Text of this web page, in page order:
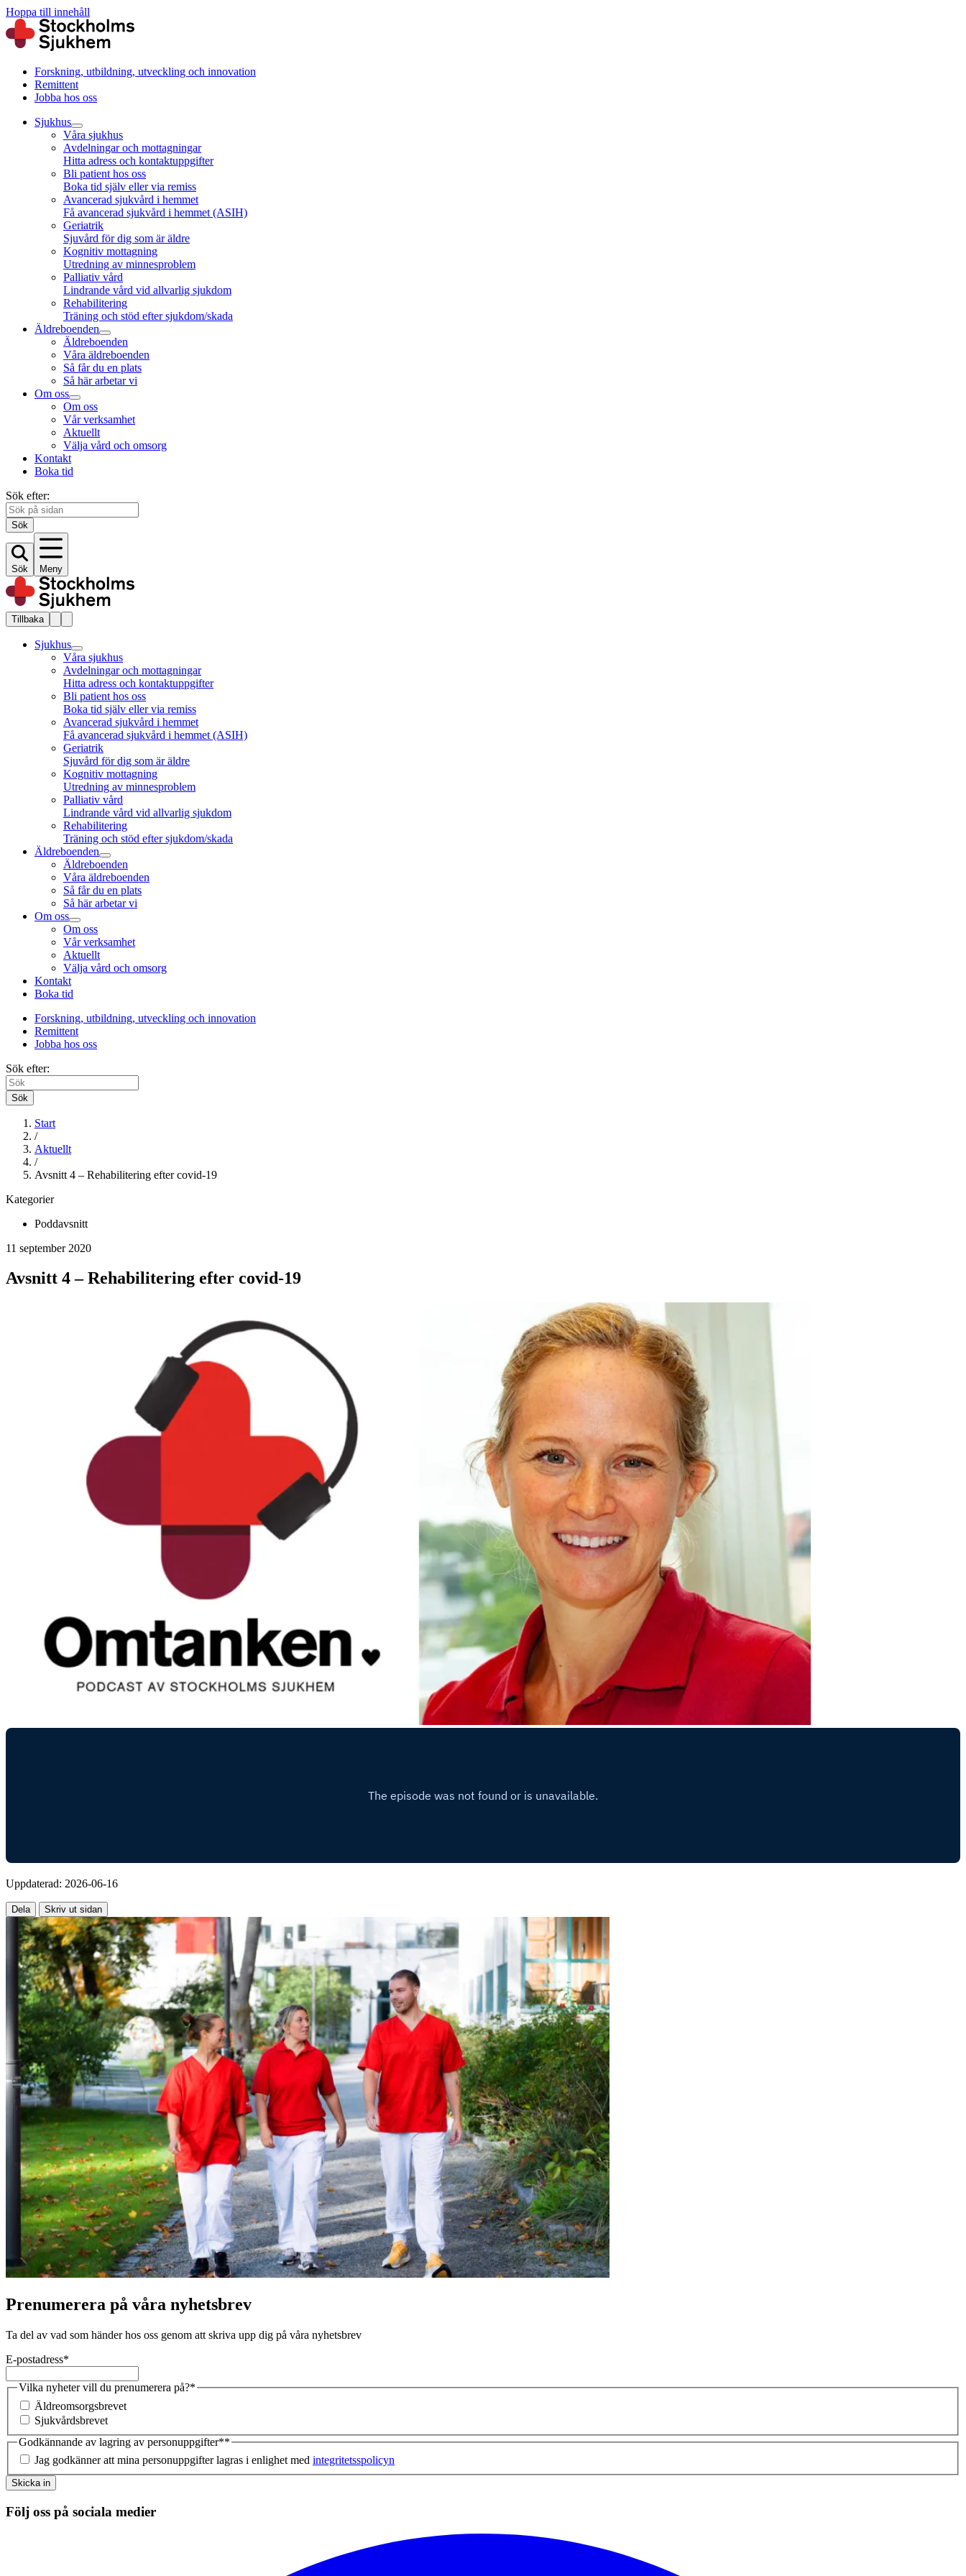
Hoppa till innehåll
Forskning, utbildning, utveckling och innovation
Remittent
Jobba hos oss
Sjukhus
Våra sjukhus
Avdelningar och mottagningar
Hitta adress och kontaktuppgifter
Bli patient hos oss
Boka tid själv eller via remiss
Avancerad sjukvård i hemmet
Få avancerad sjukvård i hemmet (ASIH)
Geriatrik
Sjuvård för dig som är äldre
Kognitiv mottagning
Utredning av minnesproblem
Palliativ vård
Lindrande vård vid allvarlig sjukdom
Rehabilitering
Träning och stöd efter sjukdom/skada
Äldreboenden
Äldreboenden
Våra äldreboenden
Så får du en plats
Så här arbetar vi
Om oss
Om oss
Vår verksamhet
Aktuellt
Välja vård och omsorg
Kontakt
Boka tid
Sök efter:
Sök
Sök Meny
Tillbaka
Sjukhus
Våra sjukhus
Avdelningar och mottagningar
Hitta adress och kontaktuppgifter
Bli patient hos oss
Boka tid själv eller via remiss
Avancerad sjukvård i hemmet
Få avancerad sjukvård i hemmet (ASIH)
Geriatrik
Sjuvård för dig som är äldre
Kognitiv mottagning
Utredning av minnesproblem
Palliativ vård
Lindrande vård vid allvarlig sjukdom
Rehabilitering
Träning och stöd efter sjukdom/skada
Äldreboenden
Äldreboenden
Våra äldreboenden
Så får du en plats
Så här arbetar vi
Om oss
Om oss
Vår verksamhet
Aktuellt
Välja vård och omsorg
Kontakt
Boka tid
Forskning, utbildning, utveckling och innovation
Remittent
Jobba hos oss
Sök efter:
Sök
Start
/
Aktuellt
/
Avsnitt 4 – Rehabilitering efter covid-19
Kategorier
Poddavsnitt
11 september 2020
Avsnitt 4 – Rehabilitering efter covid-19
Uppdaterad: 2026-06-16
Dela Skriv ut sidan
Prenumerera på våra nyhetsbrev
Ta del av vad som händer hos oss genom att skriva upp dig på våra nyhetsbrev
E-postadress*
Vilka nyheter vill du prenumerera på?*
Äldreomsorgsbrevet
Sjukvårdsbrevet
Godkännande av lagring av personuppgifter**
Jag godkänner att mina personuppgifter lagras i enlighet med integritetsspolicyn
Skicka in
Följ oss på sociala medier